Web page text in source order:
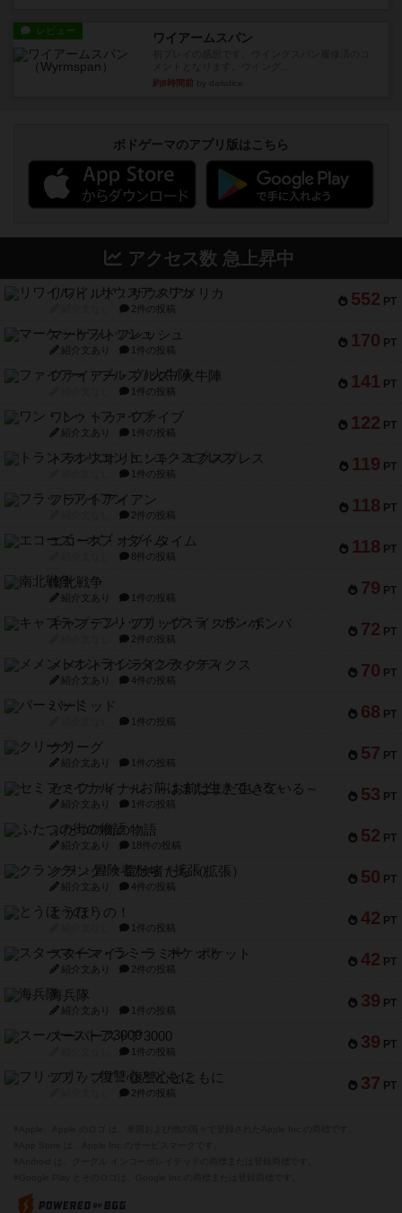
レビュー ワイアームスパン
約8時間前
ボドゲーマのアプリ版はこちら
アクセス数 急上昇中
552 PT
リワイルド：サウスアメリカ
2件の投稿
170 PT
マーケットフレッシュ
紹介文あり 1件の投稿
141 PT
ファイアー・ブルズ / 火牛陣
1件の投稿
122 PT
ワン・トゥ・ファイブ
紹介文あり 1件の投稿
119 PT
トランスオリエント・エクスプレス
1件の投稿
118 PT
フラットアイアン
2件の投稿
118 PT
エコーズ・オブ・タイム
8件の投稿
79 PT
南北戦争
紹介文あり 1件の投稿
72 PT
キャプテン・フリップ：イスラ・ボンバ
2件の投稿
70 PT
メメントオンラインタクティクス
紹介文あり 4件の投稿
68 PT
パーミッド
1件の投稿
57 PT
クリーグ
紹介文あり 1件の投稿
53 PT
セミファイナル ～お前はまだ生きている～
紹介文あり 1件の投稿
52 PT
ふたつの街の物語
紹介文あり 18件の投稿
50 PT
クランク! ：冒険者たち（拡張）
紹介文あり 4件の投稿
42 PT
とうほうの！
1件の投稿
42 PT
スターマイン・ラミー ポケット
紹介文あり 2件の投稿
39 PT
海兵隊
紹介文あり 1件の投稿
39 PT
スーパーストア3000
1件の投稿
37 PT
フリップ７：復讐心とともに
2件の投稿